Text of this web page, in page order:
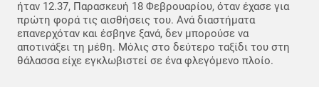
ήταν 12.37, Παρασκευή 18 Φεβρουαρίου, όταν έχασε για
πρώτη φορά τις αισθήσεις του. Ανά διαστήματα
επανερχόταν και έσβηνε ξανά, δεν μπορούσε να
αποτινάξει τη μέθη. Μόλις στο δεύτερο ταξίδι του στη
θάλασσα είχε εγκλωβιστεί σε ένα φλεγόμενο πλοίο.